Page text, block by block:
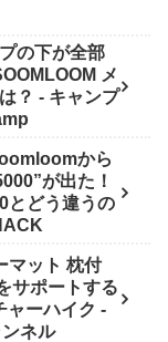
の下が全部
メ
？ - キャンプ
から
が出た！
とどう違うの
マット 枕付
サポートする
ャーハイク -
ネル